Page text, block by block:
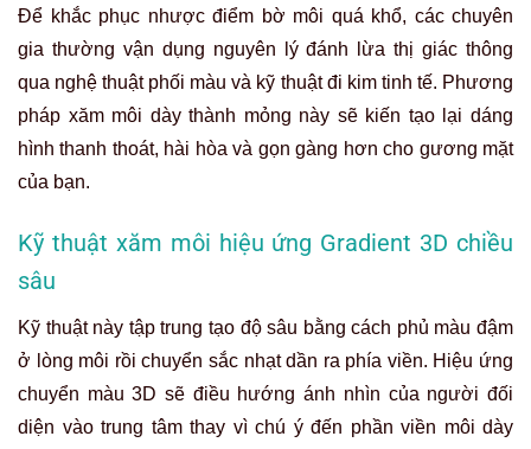
Để khắc phục nhược điểm bờ môi quá khổ, các chuyên
gia thường vận dụng nguyên lý đánh lừa thị giác thông
qua nghệ thuật phối màu và kỹ thuật đi kim tinh tế. Phương
pháp xăm môi dày thành mỏng này sẽ kiến tạo lại dáng
hình thanh thoát, hài hòa và gọn gàng hơn cho gương mặt
của bạn.
Kỹ thuật xăm môi hiệu ứng Gradient 3D chiều
sâu
Kỹ thuật này tập trung tạo độ sâu bằng cách phủ màu đậm
ở lòng môi rồi chuyển sắc nhạt dần ra phía viền. Hiệu ứng
chuyển màu 3D sẽ điều hướng ánh nhìn của người đối
diện vào trung tâm thay vì chú ý đến phần viền môi dày